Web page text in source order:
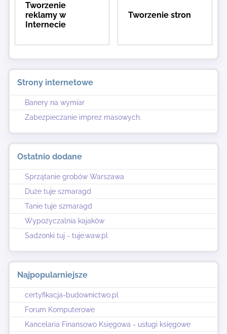
Strony internetowe
Banery na wymiar
Zabezpieczanie imprez masowych.
Ostatnio dodane
Sprzątanie grobów Warszawa
Duże tuje szmaragd
Tanie tuje szmaragd
Wypożyczalnia kajaków
Sadzonki tuj - tuje.waw.pl
Najpopularniejsze
certyfikacja-budownictwo.pl
Forum Komputerowe
Kancelaria Finansowo Księgowa - usługi księgowe
Tworzenie
reklamy w
Internecie
Tworzenie stron